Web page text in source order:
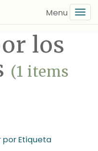
los
(1 items
por Etiqueta